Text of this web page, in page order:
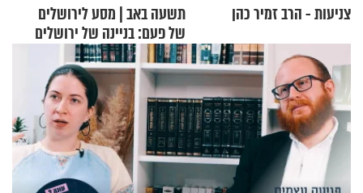
צניעות - הרב זמיר כהן
תשעה באב | מסע לירושלים
של פעם: בניינה של ירושלים